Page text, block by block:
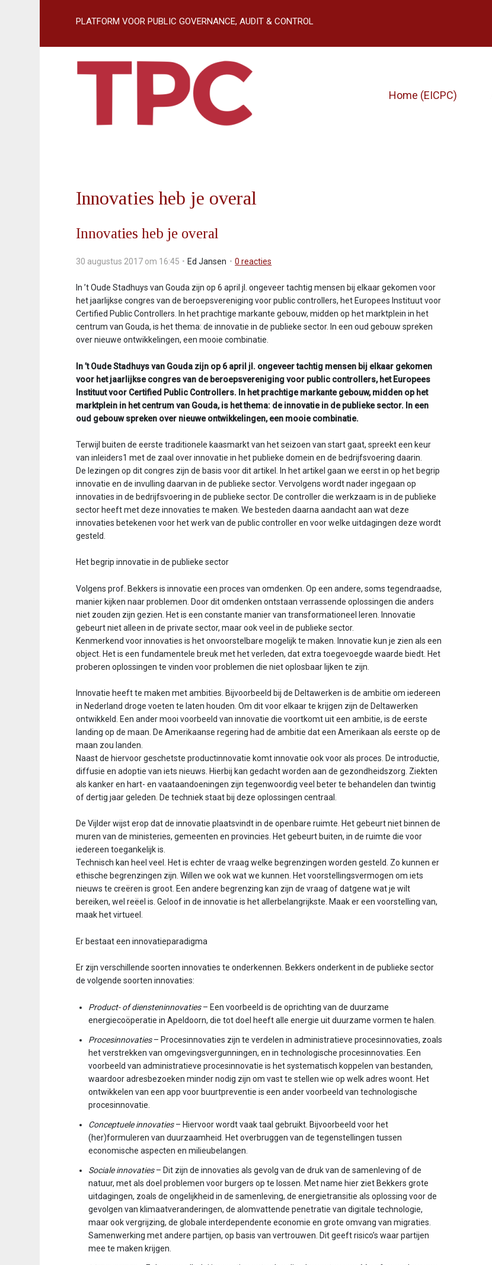
l
slogan:
PLATFORM VOOR PUBLIC GOVERNANCE, AUDIT & CONTROL
Home (EICPC)
Innovaties heb je overal
Innovaties heb je overal
30 augustus 2017 om 16:45 Ed Jansen 0 reacties
In ’t Oude Stadhuys van Gouda zijn op 6 april jl. ongeveer tachtig mensen bij elkaar gekomen voor
het jaarlijkse congres van de beroepsvereniging voor public controllers, het Europees Instituut voor
Certified Public Controllers. In het prachtige markante gebouw, midden op het marktplein in het
centrum van Gouda, is het thema: de innovatie in de publieke sector. In een oud gebouw spreken
over nieuwe ontwikkelingen, een mooie combinatie.
In ’t Oude Stadhuys van Gouda zijn op 6 april jl. ongeveer tachtig mensen bij elkaar gekomen
voor het jaarlijkse congres van de beroepsvereniging voor public controllers, het Europees
Instituut voor Certified Public Controllers. In het prachtige markante gebouw, midden op het
marktplein in het centrum van Gouda, is het thema: de innovatie in de publieke sector. In een
oud gebouw spreken over nieuwe ontwikkelingen, een mooie combinatie.
Terwijl buiten de eerste traditionele kaasmarkt van het seizoen van start gaat, spreekt een keur
van inleiders1 met de zaal over innovatie in het publieke domein en de bedrijfsvoering daarin.
De lezingen op dit congres zijn de basis voor dit artikel. In het artikel gaan we eerst in op het begrip
innovatie en de invulling daarvan in de publieke sector. Vervolgens wordt nader ingegaan op
innovaties in de bedrijfsvoering in de publieke sector. De controller die werkzaam is in de publieke
sector heeft met deze innovaties te maken. We besteden daarna aandacht aan wat deze
innovaties betekenen voor het werk van de public controller en voor welke uitdagingen deze wordt
gesteld.
Het begrip innovatie in de publieke sector
Volgens prof. Bekkers is innovatie een proces van omdenken. Op een andere, soms tegendraadse,
manier kijken naar problemen. Door dit omdenken ontstaan verrassende oplossingen die anders
niet zouden zijn gezien. Het is een constante manier van transformationeel leren. Innovatie
gebeurt niet alleen in de private sector, maar ook veel in de publieke sector.
Kenmerkend voor innovaties is het onvoorstelbare mogelijk te maken. Innovatie kun je zien als een
object. Het is een fundamentele breuk met het verleden, dat extra toegevoegde waarde biedt. Het
proberen oplossingen te vinden voor problemen die niet oplosbaar lijken te zijn.
Innovatie heeft te maken met ambities. Bijvoorbeeld bij de Deltawerken is de ambitie om iedereen
in Nederland droge voeten te laten houden. Om dit voor elkaar te krijgen zijn de Deltawerken
ontwikkeld. Een ander mooi voorbeeld van innovatie die voortkomt uit een ambitie, is de eerste
landing op de maan. De Amerikaanse regering had de ambitie dat een Amerikaan als eerste op de
maan zou landen.
Naast de hiervoor geschetste productinnovatie komt innovatie ook voor als proces. De introductie,
diffusie en adoptie van iets nieuws. Hierbij kan gedacht worden aan de gezondheidszorg. Ziekten
als kanker en hart- en vaataandoeningen zijn tegenwoordig veel beter te behandelen dan twintig
of dertig jaar geleden. De techniek staat bij deze oplossingen centraal.
De Vijlder wijst erop dat de innovatie plaatsvindt in de openbare ruimte. Het gebeurt niet binnen de
muren van de ministeries, gemeenten en provincies. Het gebeurt buiten, in de ruimte die voor
iedereen toegankelijk is.
Technisch kan heel veel. Het is echter de vraag welke begrenzingen worden gesteld. Zo kunnen er
ethische begrenzingen zijn. Willen we ook wat we kunnen. Het voorstellingsvermogen om iets
nieuws te creëren is groot. Een andere begrenzing kan zijn de vraag of datgene wat je wilt
bereiken, wel reëel is. Geloof in de innovatie is het allerbelangrijkste. Maak er een voorstelling van,
maak het virtueel.
Er bestaat een innovatieparadigma
Er zijn verschillende soorten innovaties te onderkennen. Bekkers onderkent in de publieke sector
de volgende soorten innovaties:
Product- of diensteninnovaties– Een voorbeeld is de oprichting van de duurzame
energiecoöperatie in Apeldoorn, die tot doel heeft alle energie uit duurzame vormen te halen.
Procesinnovaties– Procesinnovaties zijn te verdelen in administratieve procesinnovaties, zoals
het verstrekken van omgevingsvergunningen, en in technologische proces­innovaties. Een
voorbeeld van administratieve proces­innovatie is het systematisch koppelen van bestanden,
waardoor adresbezoeken minder nodig zijn om vast te stellen wie op welk adres woont. Het
ontwikkelen van een app voor buurtpreventie is een ander voorbeeld van technologische
procesinnovatie.
Conceptuele innovaties– Hiervoor wordt vaak taal gebruikt. Bijvoorbeeld voor het
(her)formuleren van duurzaamheid. Het overbruggen van de tegenstellingen tussen
economische aspecten en milieubelangen.
Sociale innovaties– Dit zijn de innovaties als gevolg van de druk van de samenleving of de
natuur, met als doel problemen voor burgers op te lossen. Met name hier ziet Bekkers grote
uitdagingen, zoals de ongelijkheid in de samen­leving, de energietransitie als oplossing voor de
gevolgen van klimaatveranderingen, de alomvattende penetratie van digitale technologie,
maar ook vergrijzing, de globale interdependente economie en grote omvang van migraties.
Samenwerking met andere partijen, op basis van vertrouwen. Dit geeft risico’s waar partijen
mee te maken krijgen.